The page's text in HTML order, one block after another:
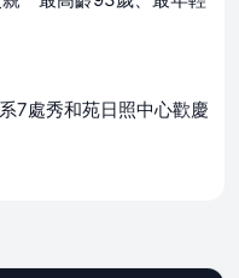
7處秀和苑日照中心歡慶